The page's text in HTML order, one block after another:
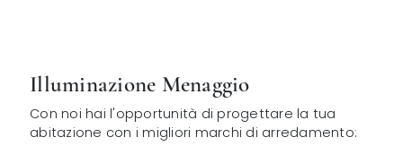
Illuminazione Menaggio
Con noi hai l'opportunità di progettare la tua
abitazione con i migliori marchi di arredamento: